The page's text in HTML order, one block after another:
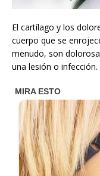
El cartílago y los
cuerpo que se
menudo, son
una lesión o infección.